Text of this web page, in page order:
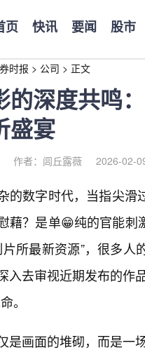
页 快讯 要闻 股市
时报 > 公司 > 正文
的深度共鸣
盛宴
作者：闾丘露薇 2026-02-
的数字时代，当指尖滑
藉？是单😁纯的官能
片所最新资源”，很多
入去审视近期发布的作
。
是画面的堆砌，而是一